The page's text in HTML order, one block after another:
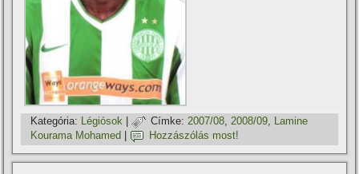
Kategória: Légiósok | Címke: 2007/08,2008/09, Lamine
Kourama Mohamed
Hozzászólás most!